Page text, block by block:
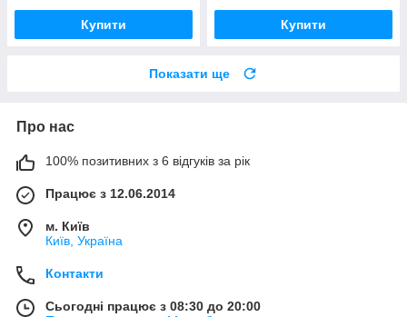
Купити Купити
Показати ще
Про нас
100% позитивних з 6 відгуків за рік
Працює з 12.06.2014
м. Київ
Київ, Україна
Контакти
Сьогодні працює з 08:30 до 20:00